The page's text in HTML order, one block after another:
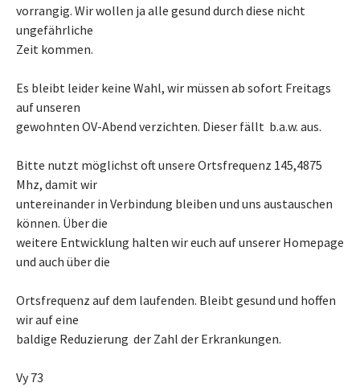
vorrangig. Wir wollen ja alle gesund durch diese nicht
ungefährliche
Zeit kommen.
Es bleibt leider keine Wahl, wir müssen ab sofort Freitags
auf unseren
gewohnten OV-Abend verzichten. Dieser fällt b.a.w. aus.
Bitte nutzt möglichst oft unsere Ortsfrequenz 145,4875
Mhz, damit wir
untereinander in Verbindung bleiben und uns austauschen
können. Über die
weitere Entwicklung halten wir euch auf unserer Homepage
und auch über die
Ortsfrequenz auf dem laufenden. Bleibt gesund und hoffen
wir auf eine
baldige Reduzierung der Zahl der Erkrankungen.
Vy 73